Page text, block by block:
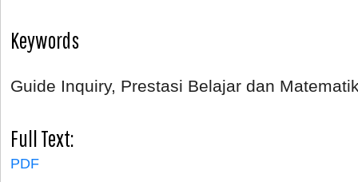
Keywords
Guide Inquiry, Prestasi Belajar dan
Full Text:
PDF